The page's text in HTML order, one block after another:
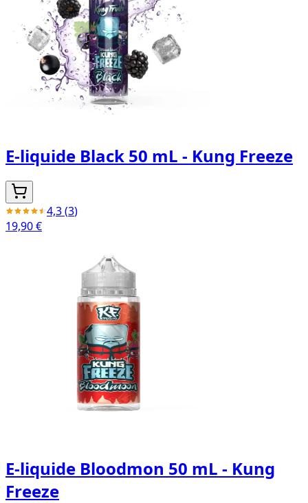
E-liquide Black 50 mL - Kung Freeze
4,3(3)
19,90 €
E-liquide Bloodmon 50 mL - Kung
Freeze